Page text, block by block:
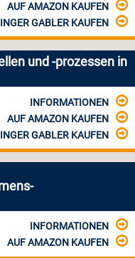
AUF AMAZON KAUFEN
GABLER KAUFEN
und -prozessen in
INFORMATIONEN
AUF AMAZON KAUFEN
GABLER KAUFEN
INFORMATIONEN
AUF AMAZON KAUFEN